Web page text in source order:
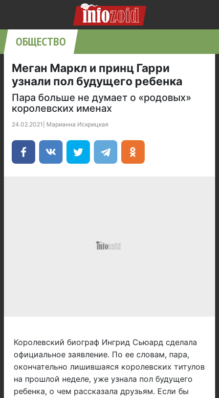
ОБЩЕСТВО
Меган Маркл и принц Гарри
узнали пол будущего ребенка
Пара больше не думает о «родовых»
королевских именах
24.02.2021 Марианна Искрицкая
Королевский биограф Ингрид Сьюард сделала
официальное заявление. По ее словам, пара,
окончательно лишившаяся королевских титулов
на прошлой неделе, уже узнала пол будущего
ребенка, о чем рассказала друзьям. Если бы